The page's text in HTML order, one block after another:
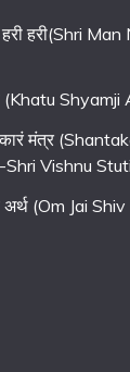
हरी हरी(Shri
(Khatu
मंत्र
Vishnu
अर्थ (Om Jai